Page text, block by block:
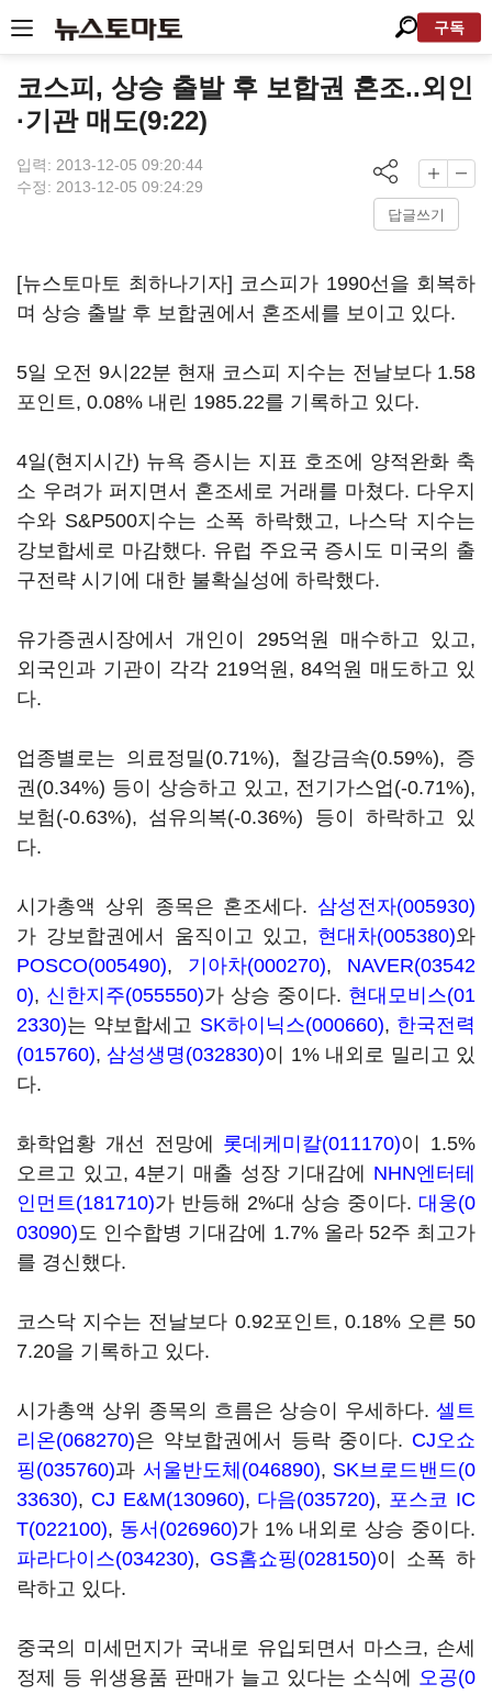
구독
코스피, 상승 출발 후 보합권 혼조..외인
·기관 매도(9:22)
입력: 2013-12-05 09:20:44
수정: 2013-12-05 09:24:29
답글쓰기
[뉴스토마토 최하나기자] 코스피가 1990선을 회복하
며 상승 출발 후 보합권에서 혼조세를 보이고 있다.
5일 오전 9시22분 현재 코스피 지수는 전날보다 1.58
포인트, 0.08% 내린 1985.22를 기록하고 있다.
4일(현지시간) 뉴욕 증시는 지표 호조에 양적완화 축
소 우려가 퍼지면서 혼조세로 거래를 마쳤다. 다우지
수와 S&P500지수는 소폭 하락했고, 나스닥 지수는
강보합세로 마감했다. 유럽 주요국 증시도 미국의 출
구전략 시기에 대한 불확실성에 하락했다.
유가증권시장에서 개인이 295억원 매수하고 있고,
외국인과 기관이 각각 219억원, 84억원 매도하고 있
다.
업종별로는 의료정밀(0.71%), 철강금속(0.59%), 증
권(0.34%) 등이 상승하고 있고, 전기가스업(-0.71%),
보험(-0.63%), 섬유의복(-0.36%) 등이 하락하고 있
다.
시가총액 상위 종목은 혼조세다. 삼성전자(005930)
가 강보합권에서 움직이고 있고, 현대차(005380)와
POSCO(005490), 기아차(000270), NAVER(03542
0), 신한지주(055550)가 상승 중이다. 현대모비스(01
2330)는 약보합세고 SK하이닉스(000660), 한국전력
(015760), 삼성생명(032830)이 1% 내외로 밀리고 있
다.
화학업황 개선 전망에 롯데케미칼(011170)이 1.5%
오르고 있고, 4분기 매출 성장 기대감에 NHN엔터테
인먼트(181710)가 반등해 2%대 상승 중이다. 대웅(0
03090)도 인수합병 기대감에 1.7% 올라 52주 최고가
를 경신했다.
코스닥 지수는 전날보다 0.92포인트, 0.18% 오른 50
7.20을 기록하고 있다.
시가총액 상위 종목의 흐름은 상승이 우세하다. 셀트
리온(068270)은 약보합권에서 등락 중이다. CJ오쇼
핑(035760)과 서울반도체(046890), SK브로드밴드(0
33630), CJ E&M(130960), 다음(035720), 포스코 IC
T(022100), 동서(026960)가 1% 내외로 상승 중이다.
파라다이스(034230), GS홈쇼핑(028150)이 소폭 하
락하고 있다.
중국의 미세먼지가 국내로 유입되면서 마스크, 손세
정제 등 위생용품 판매가 늘고 있다는 소식에 오공(0